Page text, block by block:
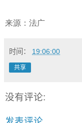
来源：法广
时间： 19:06:00
共享
没有评论: